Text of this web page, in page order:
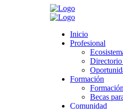
Inicio
Profesional
Directorio
Formación
Formación
Becas
Comunidad
Ecosistema para el
Directorio de
Oportunidades de
Becas para el exterior
Universidad>
Lina Beatriz Franco Idárraga
Egresado Destacado: